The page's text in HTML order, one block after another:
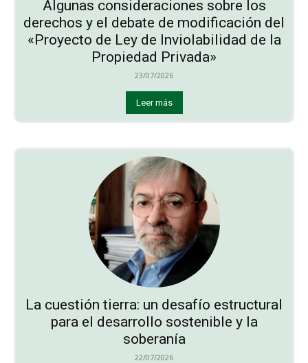
Algunas consideraciones sobre los
derechos y el debate de modificación del
«Proyecto de Ley de Inviolabilidad de la
Propiedad Privada»
23/07/2026
Leer más
La cuestión tierra: un desafío estructural
para el desarrollo sostenible y la
soberanía
22/07/2026